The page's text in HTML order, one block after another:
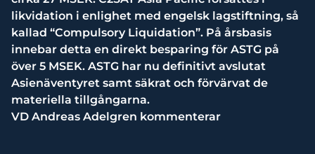
likvidation i enlighet med engelsk lagstiftning, så
kallad “Compulsory Liquidation”. På årsbasis
innebar detta en direkt besparing för ASTG på
över 5 MSEK. ASTG har nu definitivt avslutat
Asienäventyret samt säkrat och förvärvat de
materiella tillgångarna.
VD Andreas Adelgren kommenterar